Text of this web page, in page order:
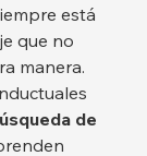
está
que no
manera.
de